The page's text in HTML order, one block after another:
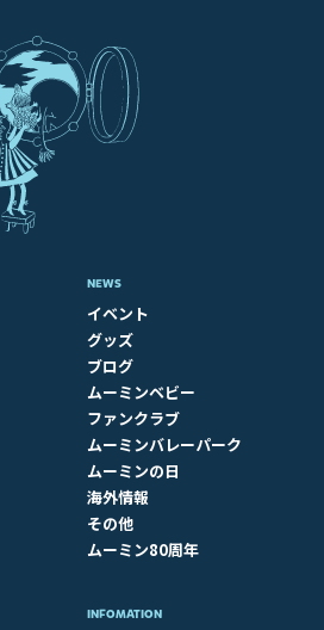
NEWS
イベント
グッズ
ブログ
ムーミンベビー
ファンクラブ
ムーミンバレーパーク
ムーミンの日
海外情報
その他
ムーミン80周年
INFOMATION